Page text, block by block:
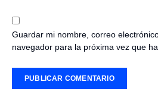
Guardar mi nombre, correo
navegador para la próxima vez que